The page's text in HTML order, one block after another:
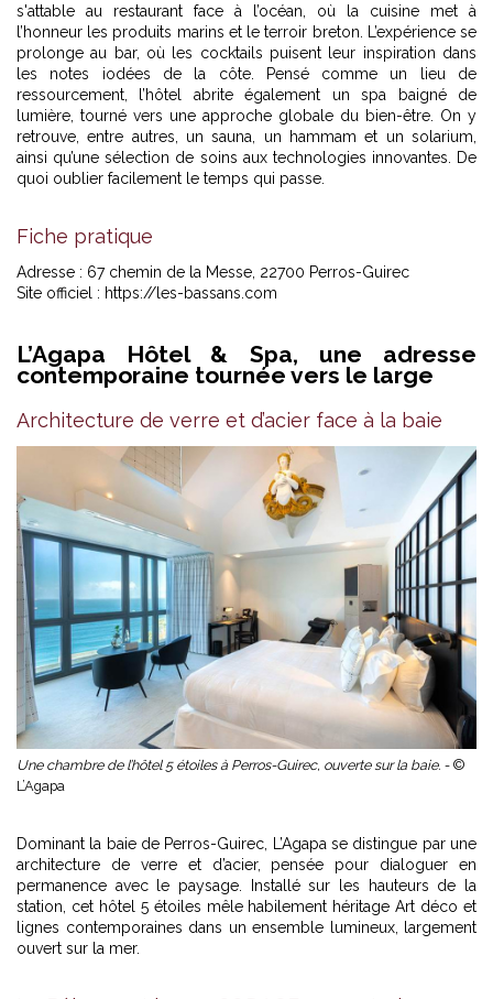
s'attable au restaurant face à l’océan, où la cuisine met à
l’honneur les produits marins et le terroir breton. L’expérience se
prolonge au bar, où les cocktails puisent leur inspiration dans
les notes iodées de la côte. Pensé comme un lieu de
ressourcement, l’hôtel abrite également un spa baigné de
lumière, tourné vers une approche globale du bien-être. On y
retrouve, entre autres, un sauna, un hammam et un solarium,
ainsi qu’une sélection de soins aux technologies innovantes. De
quoi oublier facilement le temps qui passe.
Fiche pratique
Adresse : 67 chemin de la Messe, 22700 Perros-Guirec
Site officiel : https://les-bassans.com
L’Agapa Hôtel & Spa, une adresse
contemporaine tournée vers le large
Architecture de verre et d’acier face à la baie
Une chambre de l’hôtel 5 étoiles à Perros-Guirec, ouverte sur la baie. - ©
L’Agapa
Dominant la baie de Perros-Guirec, L’Agapa se distingue par une
architecture de verre et d’acier, pensée pour dialoguer en
permanence avec le paysage. Installé sur les hauteurs de la
station, cet hôtel 5 étoiles mêle habilement héritage Art déco et
lignes contemporaines dans un ensemble lumineux, largement
ouvert sur la mer.